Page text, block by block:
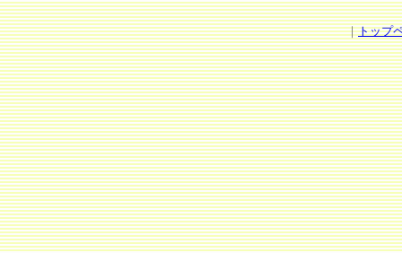
｜トップ